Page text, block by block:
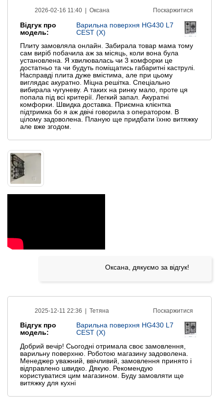
2026-02-16 11:40 | Оксана Поскаржитися
Відгук про
модель:
Варильна поверхня HG430 L7
CEST (X)
Плиту замовляла онлайн. Забирала товар мама тому
сам виріб побачила аж за місяць, коли вона була
установлена. Я хвилювалась чи 3 комфорки це
достатньо та чи будуть поміщатись габаритні каструлі.
Насправді плита дуже вмістима, але при цьому
виглядає акуратно. Міцна решітка. Спеціально
вибирала чугуневу. А таких на ринку мало, проте ця
попала під всі критерії. Легкий запал. Акуратні
комфорки. Швидка доставка. Приємна клієнтка
підтримка бо я аж двічі говорила з оператором. В
цілому задоволена. Планую ще придбати їхню витяжку
але вже згодом.
Оксана, дякуємо за відгук!
2025-12-11 22:36 | Тетяна Поскаржитися
Відгук про
модель:
Варильна поверхня HG430 L7
CEST (X)
Добрий вечір! Сьогодні отримала своє замовлення,
варильну поверхню. Роботою магазину задоволена.
Менеджер уважний, ввічливий, замовлення принято і
відправлено швидко. Дякую. Рекомендую
користуватися цим магазином. Буду замовляти ще
витяжку для кухні